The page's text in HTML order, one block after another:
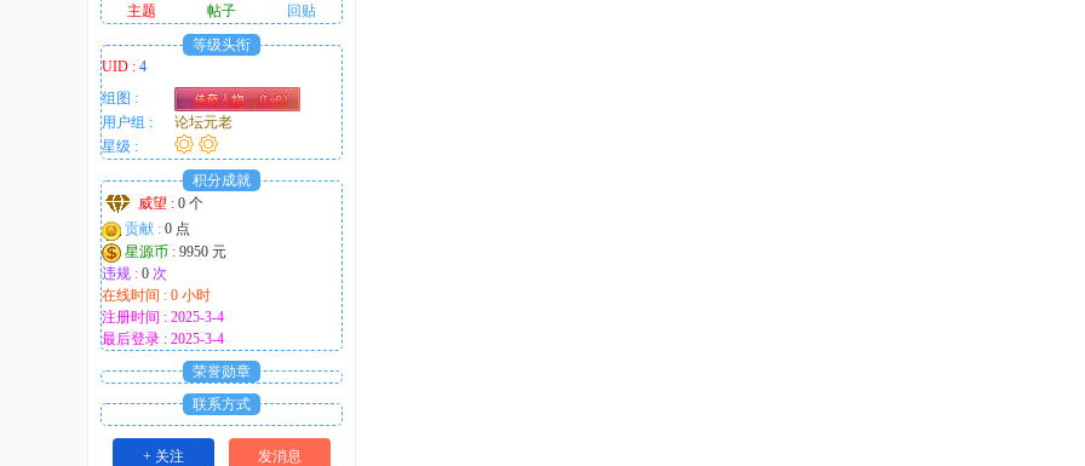
主题
帖子
回贴
等级头衔
UID : 4
组图 :
用户组 :
论坛元老
星级 :
积分成就
威望 : 0 个
贡献 : 0 点
星源币 : 9950 元
违规 : 0 次
在线时间 : 0 小时
注册时间 : 2025-3-4
最后登录 : 2025-3-4
荣誉勋章
联系方式
+ 关注 发消息